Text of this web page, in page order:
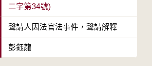
二字第34號)
聲請人因法官法事件，聲請解釋
彭鈺龍